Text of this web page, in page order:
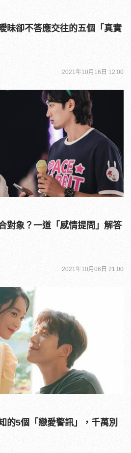
昧卻不答應交往的五個「真實
2021年10月16日 12:00
對象？一道「感情提問」解答
2021年10月06日 21:00
的5個「戀愛警訊」，千萬別